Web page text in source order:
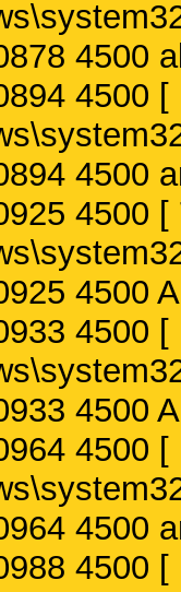
4500
4500
4500
4500
4500
4500
4500
4500
4500
4500